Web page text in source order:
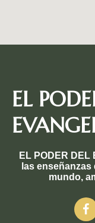
EL
EL PODER
las
mundo,
